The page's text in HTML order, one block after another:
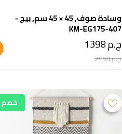
وسادة صوف, 45 × 45 سم, بيج -
KM-EG175-407
ج.م 1398
ج.م 2498
خصم 44%